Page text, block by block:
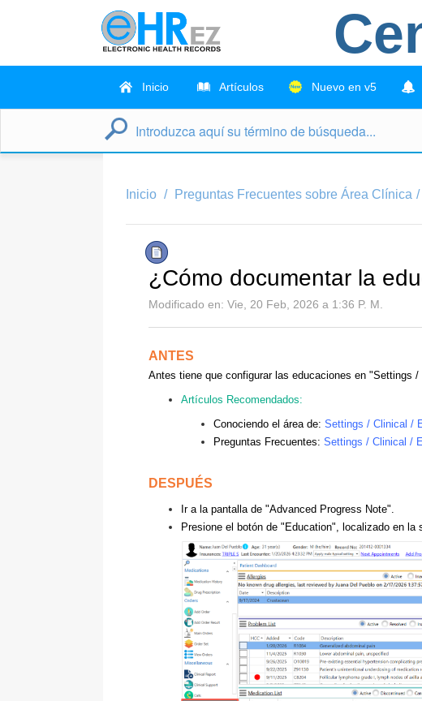
Inicio Artículos Nuevo en v5
Inicio Preguntas Frecuentes sobre Área Clínica
¿Cómo documentar la
Modificado en: Vie, 20 Feb, 2026 a 1:36 P. M.
ANTES
Antes tiene que configurar las educaciones en "Settings
Artículos Recomendados:
Conociendo el área de: Settings / Clinical /
Preguntas Frecuentes: Settings / Clinical /
DESPUÉS
Ir a la pantalla de "Advanced Progress Note".
Presione el botón de "Education", localizado en la